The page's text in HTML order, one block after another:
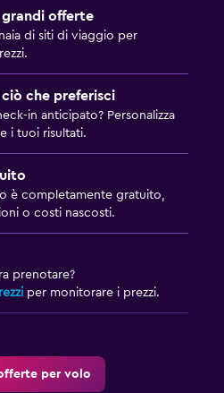
grandi offerte
di siti di viaggio per
che preferisci
in anticipato? Personalizza
i tuoi risultati.
è completamente gratuito,
o costi nascosti.
prenotare?
per monitorare i prezzi.
per volo